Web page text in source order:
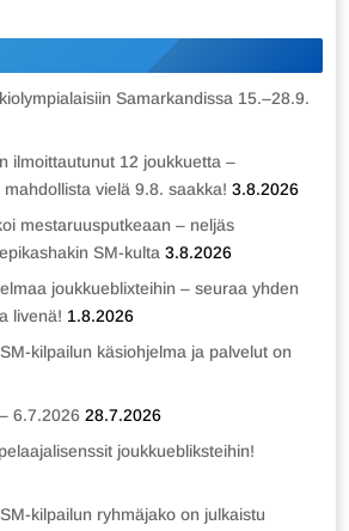
Samarkandissa 15.–28.9.
ilmoittautunut 12 joukkuetta –
vielä 9.8. saakka! 3.8.2026
mestaruusputkeaan – neljäs
SM-kulta 3.8.2026
joukkueblixteihin – seuraa yhden
livenä! 1.8.2026
kilpailun käsiohjelma ja palvelut on
6.7.2026 28.7.2026
joukkuebliksteihin!
kilpailun ryhmäjako on julkaistu